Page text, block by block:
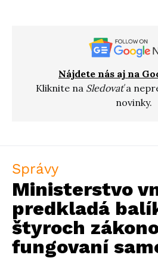
Nájdete nás aj na
Kliknite na Sledovaťa
novinky.
Správy
Ministerstvo
predkladá
štyroch
fungovaní